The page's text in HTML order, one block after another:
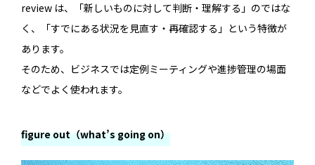
review は、「新しいものに対して判断・理解する」のではな
く、「すでにある状況を見直す・再確認する」という特徴が
あります。
そのため、ビジネスでは定例ミーティングや進捗管理の場面
などでよく使われます。
figure out（what’s going on）